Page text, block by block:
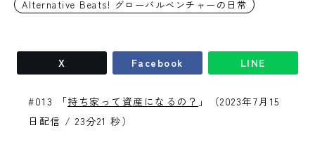
Alternative Beats! グローバルベンチャーの日常
X Facebook LINE
#013 「持ち家って資産になるの？ 」（2023年7月15
日配信 / 23分21 秒）